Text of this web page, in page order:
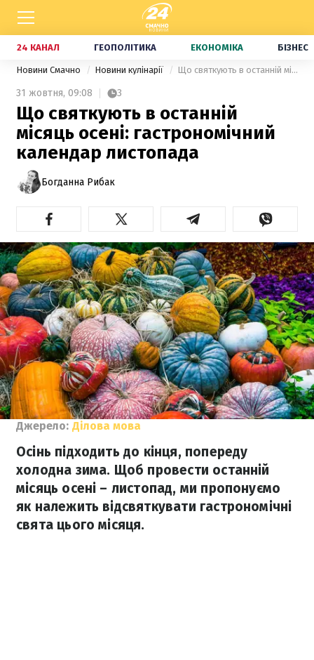
24 КАНАЛ ГЕОПОЛІТИКА ЕКОНОМІКА БІЗНЕС
Новини Смачно Новини кулінарії Що святкують в останній місяць осені: гастрономічний календар листопада
31 жовтня, 09:08 3
Що святкують в останній
місяць осені: гастрономічний
календар листопада
Богданна Рибак
Джерело: Ділова мова
Осінь підходить до кінця, попереду
холодна зима. Щоб провести останній
місяць осені – листопад, ми пропонуємо
як належить відсвяткувати гастрономічні
свята цього місяця.